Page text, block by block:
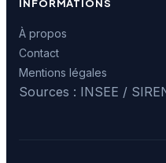
INFORMATIONS
À propos
Contact
Mentions légales
Sources : INSEE /